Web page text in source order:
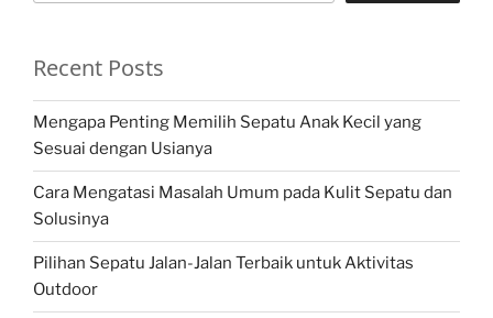
Recent Posts
Mengapa Penting Memilih Sepatu Anak Kecil yang
Sesuai dengan Usianya
Cara Mengatasi Masalah Umum pada Kulit Sepatu dan
Solusinya
Pilihan Sepatu Jalan-Jalan Terbaik untuk Aktivitas
Outdoor